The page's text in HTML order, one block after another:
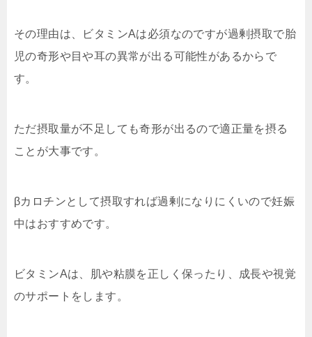
その理由は、ビタミンAは必須なのですが過剰摂取で胎
児の奇形や目や耳の異常が出る可能性があるからで
す。
ただ摂取量が不足しても奇形が出るので適正量を摂る
ことが大事です。
βカロチンとして摂取すれば過剰になりにくいので妊娠
中はおすすめです。
ビタミンAは、肌や粘膜を正しく保ったり、成長や視覚
のサポートをします。